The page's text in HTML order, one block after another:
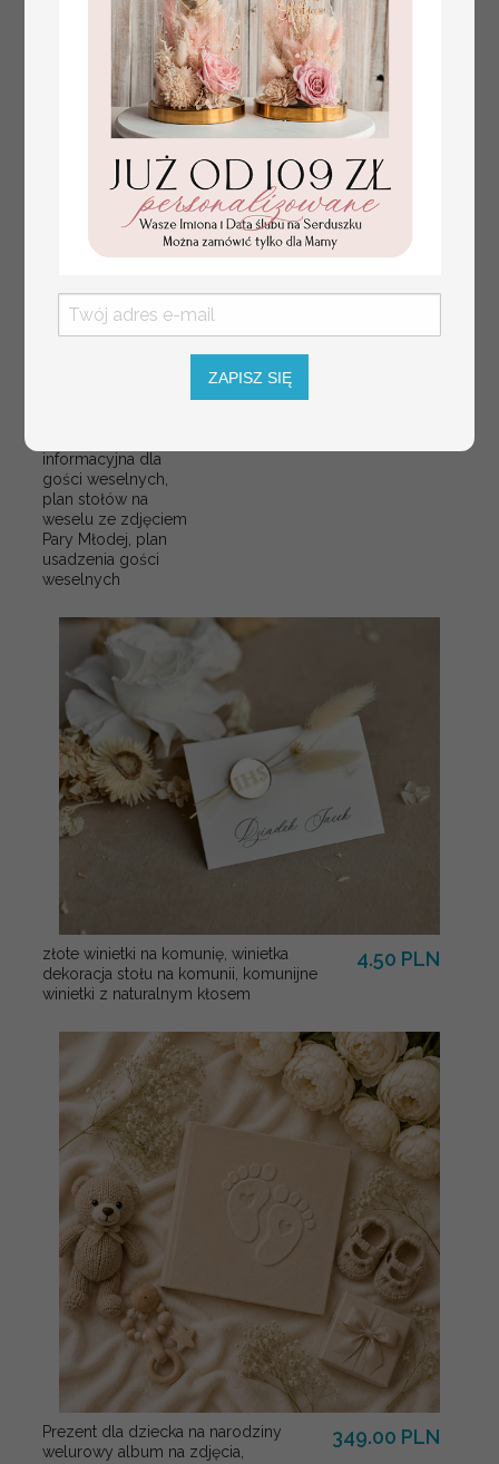
informacyjna dla
gości weselnych,
plan stołów na
weselu ze zdjęciem
Pary Młodej, plan
usadzenia gości
weselnych
złote winietki na komunię, winietka
dekoracja stołu na komunii, komunijne
winietki z naturalnym kłosem
4.50 PLN
Prezent dla dziecka na narodziny
welurowy album na zdjęcia,
349.00 PLN
ZAPISZ SIĘ